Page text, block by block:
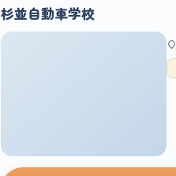
杉並自動車学校